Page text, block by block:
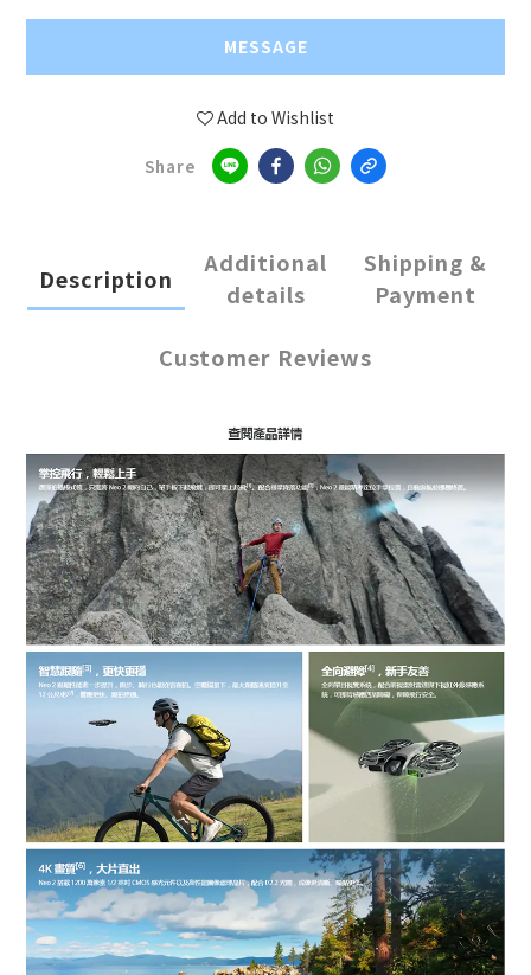
MESSAGE
Add to Wishlist
Share
Description
Additional
details
Shipping &
Payment
Customer Reviews